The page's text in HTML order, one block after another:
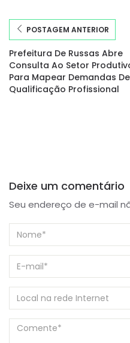
POSTAGEM ANTERIOR
Prefeitura De Russas Abre
Consulta Ao Setor
Para Mapear Demandas De
Qualificação Profissional
Deixe um comentário
Seu endereço de e-mail